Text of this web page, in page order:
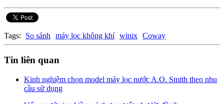
Tags: So sánh máy lọc không khí winix Coway
Tin liên quan
Kinh nghiệm chọn model máy lọc nước A.O. Smith theo nhu
cầu sử dụng